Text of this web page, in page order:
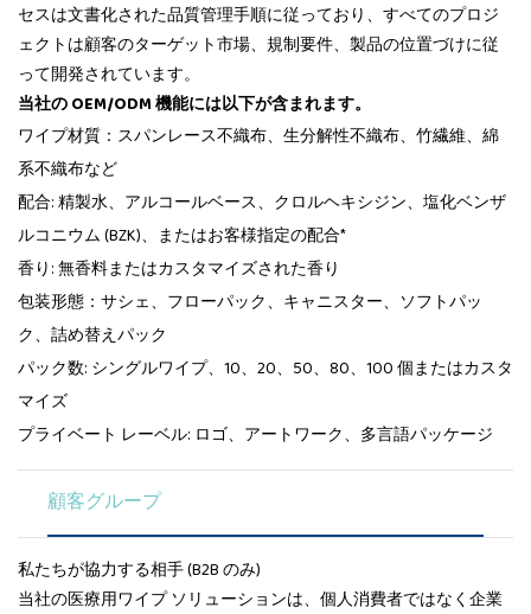
セスは文書化された品質管理手順に従っており、すべてのプロジ
ェクトは顧客のターゲット市場、規制要件、製品の位置づけに従
って開発されています。
当社の OEM/ODM 機能には以下が含まれます。
ワイプ材質：スパンレース不織布、生分解性不織布、竹繊維、綿
系不織布など
配合: 精製水、アルコールベース、クロルヘキシジン、塩化ベンザ
ルコニウム (BZK)、またはお客様指定の配合*
香り: 無香料またはカスタマイズされた香り
包装形態：サシェ、フローパック、キャニスター、ソフトパッ
ク、詰め替えパック
パック数: シングルワイプ、10、20、50、80、100 個またはカスタ
マイズ
プライベート レーベル: ロゴ、アートワーク、多言語パッケージ
顧客グループ
私たちが協力する相手 (B2B のみ)
当社の医療用ワイプ ソリューションは、個人消費者ではなく企業